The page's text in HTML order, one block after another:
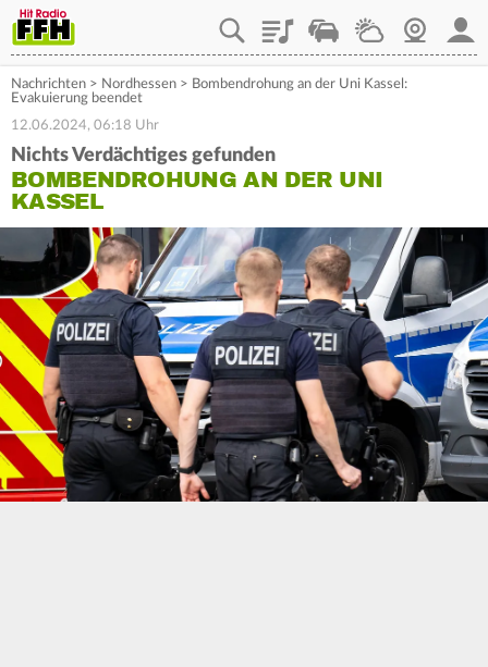
PlaylistStaupilotWetterWebcam
Nachrichten > Nordhessen > Bombendrohung an der Uni Kassel:
Evakuierung beendet
12.06.2024, 06:18 Uhr
Nichts Verdächtiges gefunden
BOMBENDROHUNG AN DER UNI
KASSEL